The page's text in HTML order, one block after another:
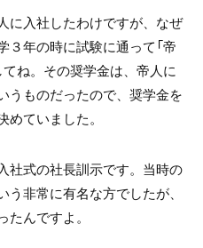
に入社したわけですが、なぜ
年の時に試験に通って「帝
ね。その奨学金は、帝人に
うものだったので、奨学金を
ていました。
社式の社長訓示です。当時の
非常に有名な方でしたが、
んですよ。